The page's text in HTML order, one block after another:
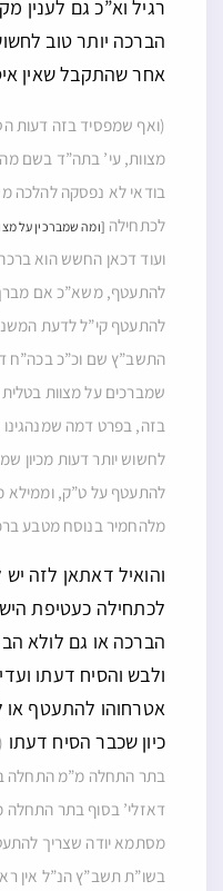
רגיל וא”כ גם לענין
הברכה יותר טוב
אחר שהתקבל שאין
(ואף שמפסיד בזה דעות
מצוות, עי’ בתה”ד בשם
בודאי לא נפסקה להלכה
לכתחילה [ומה שמברכין על
ועוד דכאן החשש הוא
להתעטף, משא”כ אם
להתעטף קי”ל לדעת
התשב”ץ שם וכ”כ בכה”ח
שמברכים על מצוות
בזה, בפרט דמה
לחשוש יותר דעות מכיון
להתעטף על ט”ק,
מלהחמיר בנוסח מטבע
והואיל דאתאן לזה
לכתחילה כעטיפת
הברכה או גם לולא
ולבש והסיח דעתו
אטרחוהו להתעטף או
כיון שכבר הסיח דעתו
בתר התחלה מ”מ התחלה
דאזלי’ בסוף בתר
מסתמא יודה שצריך
בשו”ת תשב”ץ הנ”ל אין